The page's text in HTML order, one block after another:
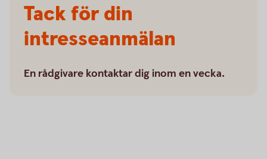
Tack för din
intresseanmälan
En rådgivare kontaktar dig inom en vecka.